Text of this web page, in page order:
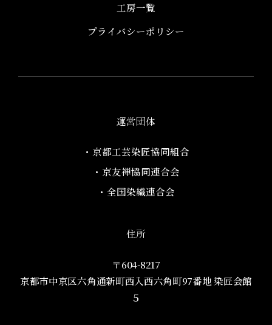
工房一覧
プライバシーポリシー
運営団体
・京都工芸染匠協同組合​
・京友禅協同連合会
・全国染織連合会
住所
〒604-8217
京都市中京区六角通新町西入西六角町97番地​ 染匠会館
５